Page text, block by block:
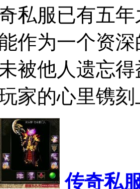
私服已有五
作为一个资
被他人遗忘
家的心里镌刻
传奇私